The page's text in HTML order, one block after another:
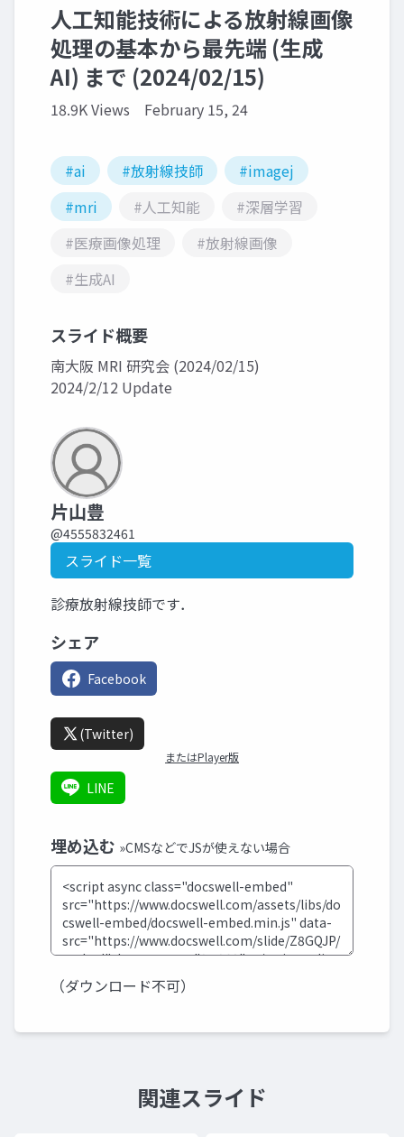
人工知能技術による放射線画像
処理の基本から最先端 (生成
AI) まで (2024/02/15)
18.9K Views February 15, 24
#ai #放射線技師
#imagej
#mri
#人工知能
#深層学習
#医療画像処理
#放射線画像
#生成AI
スライド概要
南大阪 MRI 研究会 (2024/02/15)
2024/2/12 Update
片山豊
@4555832461
スライド一覧
診療放射線技師です．
シェア
Facebook
(Twitter)
またはPlayer版
LINE
埋め込む »CMSなどでJSが使えない場合
（ダウンロード不可）
関連スライド